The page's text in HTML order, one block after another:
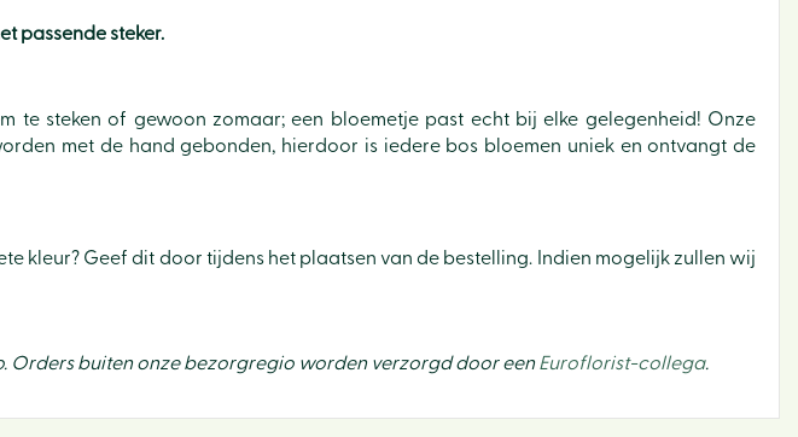
Dier
BBQ
passende steker.
steken of gewoon zomaar; een bloemetje past echt bij elke gelegenheid! Onze
met de hand gebonden, hierdoor is iedere bos bloemen uniek en ontvangt de
kleur? Geef dit door tijdens het plaatsen van de bestelling. Indien mogelijk zullen wij
Orders buiten onze bezorgregio worden verzorgd door eenEuroflorist-collega.